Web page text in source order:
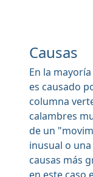
Causas
En la
es causado
columna
calambres
de un
inusual o
causas más